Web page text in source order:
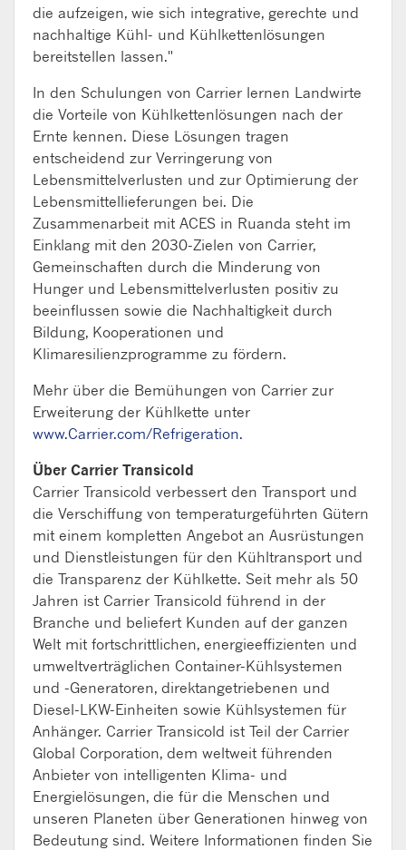
die aufzeigen, wie sich integrative, gerechte und
nachhaltige Kühl- und Kühlkettenlösungen
bereitstellen lassen."
In den Schulungen von Carrier lernen Landwirte
die Vorteile von Kühlkettenlösungen nach der
Ernte kennen. Diese Lösungen tragen
entscheidend zur Verringerung von
Lebensmittelverlusten und zur Optimierung der
Lebensmittellieferungen bei. Die
Zusammenarbeit mit ACES in Ruanda steht im
Einklang mit den 2030-Zielen von Carrier,
Gemeinschaften durch die Minderung von
Hunger und Lebensmittelverlusten positiv zu
beeinflussen sowie die Nachhaltigkeit durch
Bildung, Kooperationen und
Klimaresilienzprogramme zu fördern.
Mehr über die Bemühungen von Carrier zur
Erweiterung der Kühlkette unter
www.Carrier.com/Refrigeration.
Über Carrier Transicold
Carrier Transicold verbessert den Transport und
die Verschiffung von temperaturgeführten Gütern
mit einem kompletten Angebot an Ausrüstungen
und Dienstleistungen für den Kühltransport und
die Transparenz der Kühlkette. Seit mehr als 50
Jahren ist Carrier Transicold führend in der
Branche und beliefert Kunden auf der ganzen
Welt mit fortschrittlichen, energieeffizienten und
umweltverträglichen Container-Kühlsystemen
und -Generatoren, direktangetriebenen und
Diesel-LKW-Einheiten sowie Kühlsystemen für
Anhänger. Carrier Transicold ist Teil der Carrier
Global Corporation, dem weltweit führenden
Anbieter von intelligenten Klima- und
Energielösungen, die für die Menschen und
unseren Planeten über Generationen hinweg von
Bedeutung sind. Weitere Informationen finden Sie